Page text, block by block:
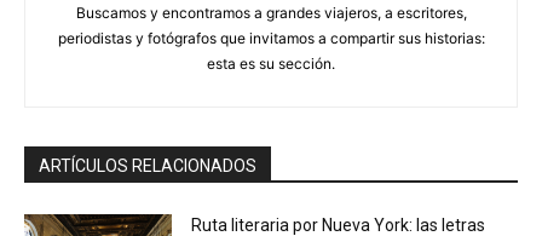
Buscamos y encontramos a grandes viajeros, a escritores,
periodistas y fotógrafos que invitamos a compartir sus historias:
esta es su sección.
ARTÍCULOS RELACIONADOS
Ruta literaria por Nueva York: las letras